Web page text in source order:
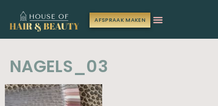
AFSPRAAK MAKEN
NAGELS_03